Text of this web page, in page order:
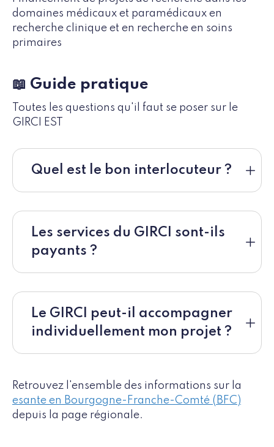
domaines médicaux et paramédicaux en
recherche clinique et en recherche en soins
primaires
📖 Guide pratique
Toutes les questions qu'il faut se poser sur le
GIRCI EST
Quel est le bon interlocuteur ?
Les services du GIRCI sont-ils
payants ?
Le GIRCI peut-il accompagner
individuellement mon projet ?
Retrouvez l'ensemble des informations sur la
esante en Bourgogne-Franche-Comté (BFC)
depuis la page régionale.